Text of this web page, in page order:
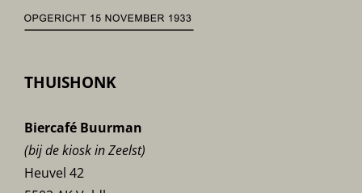
THUISHONK
Biercafé Buurman
(bij de kiosk in Zeelst)
Heuvel 42